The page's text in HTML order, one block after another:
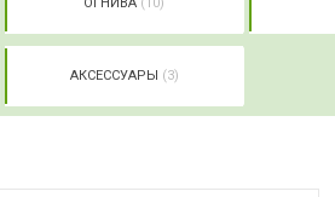
АКСЕССУАРЫ (3)